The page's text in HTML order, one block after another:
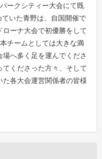
ークシティー大会にて既
いた青野は、自国開催で
ーナ大会で初優勝をして
チームとしては大きな満
へ多く足を運んでくださ
くださった方々、そして
各大会運営関係者の皆様